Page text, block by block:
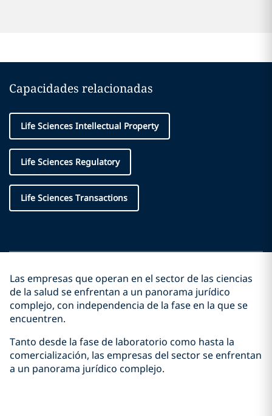
Capacidades relacionadas
Life Sciences Intellectual Property
Life Sciences Regulatory
Life Sciences Transactions
Las empresas que operan en el sector de las ciencias
de la salud se enfrentan a un panorama jurídico
complejo, con independencia de la fase en la que se
encuentren.
Tanto desde la fase de laboratorio como hasta la
comercialización, las empresas del sector se enfrentan
a un panorama jurídico complejo.